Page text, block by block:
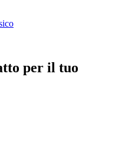
per il tuo